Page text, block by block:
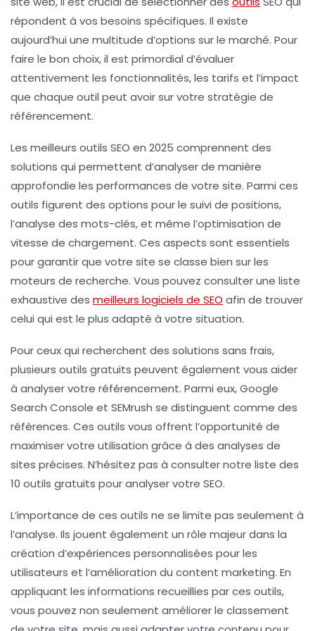
répondent à vos besoins spécifiques. Il existe
aujourd’hui une multitude d’options sur le marché. Pour
faire le bon choix, il est primordial d’évaluer
attentivement les fonctionnalités, les tarifs et l’impact
que chaque outil peut avoir sur votre stratégie de
référencement.
Les meilleurs outils SEO en 2025 comprennent des
solutions qui permettent d’analyser de manière
approfondie les performances de votre site. Parmi ces
outils figurent des options pour le suivi de positions,
l’analyse des mots-clés, et même l’optimisation de
vitesse de chargement. Ces aspects sont essentiels
pour garantir que votre site se classe bien sur les
moteurs de recherche. Vous pouvez consulter une liste
exhaustive des meilleurs logiciels de SEO afin de trouver
celui qui est le plus adapté à votre situation.
Pour ceux qui recherchent des solutions sans frais,
plusieurs outils gratuits peuvent également vous aider
à analyser votre référencement. Parmi eux, Google
Search Console et SEMrush se distinguent comme des
références. Ces outils vous offrent l’opportunité de
maximiser votre utilisation grâce à des analyses de
sites précises. N’hésitez pas à consulter notre liste des
10 outils gratuits pour analyser votre SEO.
L’importance de ces outils ne se limite pas seulement à
l’analyse. Ils jouent également un rôle majeur dans la
création d’expériences personnalisées pour les
utilisateurs et l’amélioration du content marketing. En
appliquant les informations recueillies par ces outils,
vous pouvez non seulement améliorer le classement